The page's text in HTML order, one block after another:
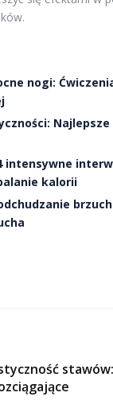
nogi:
intensywne
kalorii